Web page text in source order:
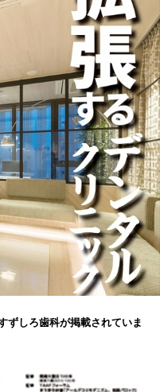
ずしろ歯科が掲載されていま